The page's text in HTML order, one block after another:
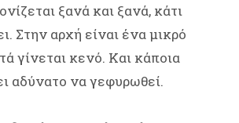
ξανά και ξανά, κάτι
Στην αρχή είναι ένα μικρό
γίνεται κενό. Και κάποια
αδύνατο να γεφυρωθεί.